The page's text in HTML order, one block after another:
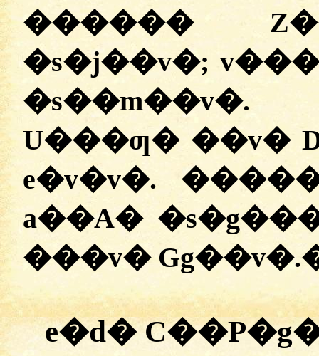
������
�s�j��v�;
U���ƣ� ��v�
e�v�v�.
a��A�
���v� Gg��v�.
e�d�